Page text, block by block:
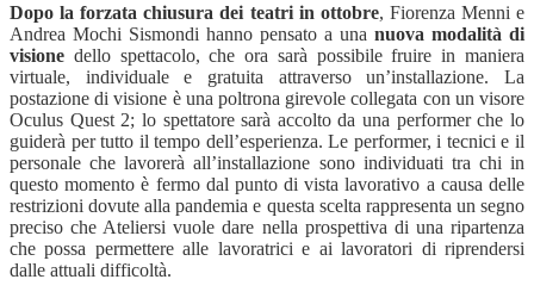
Dopo la forzata chiusura dei teatri in ottobre, Fiorenza Menni e
Andrea Mochi Sismondi hanno pensato a una nuova modalità di
visione dello spettacolo, che ora sarà possibile fruire in maniera
virtuale, individuale e gratuita attraverso un’installazione. La
postazione di visione è una poltrona girevole collegata con un visore
Oculus Quest 2; lo spettatore sarà accolto da una performer che lo
guiderà per tutto il tempo dell’esperienza. Le performer, i tecnici e il
personale che lavorerà all’installazione sono individuati tra chi in
questo momento è fermo dal punto di vista lavorativo a causa delle
restrizioni dovute alla pandemia e questa scelta rappresenta un segno
preciso che Ateliersi vuole dare nella prospettiva di una ripartenza
che possa permettere alle lavoratrici e ai lavoratori di riprendersi
dalle attuali difficoltà.